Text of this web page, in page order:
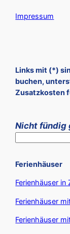
Impressum
Links mit (*)
buchen,
Zusatzkosten
Nicht fündig
Ferienhäuser
Ferienhäuser in
Ferienhäuser
Ferienhäuser